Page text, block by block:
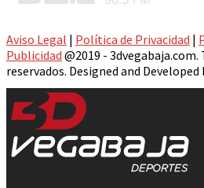
Aviso Legal | Política de Privacidad |
Publicidad @2019 -
reservados. Designed and Developed